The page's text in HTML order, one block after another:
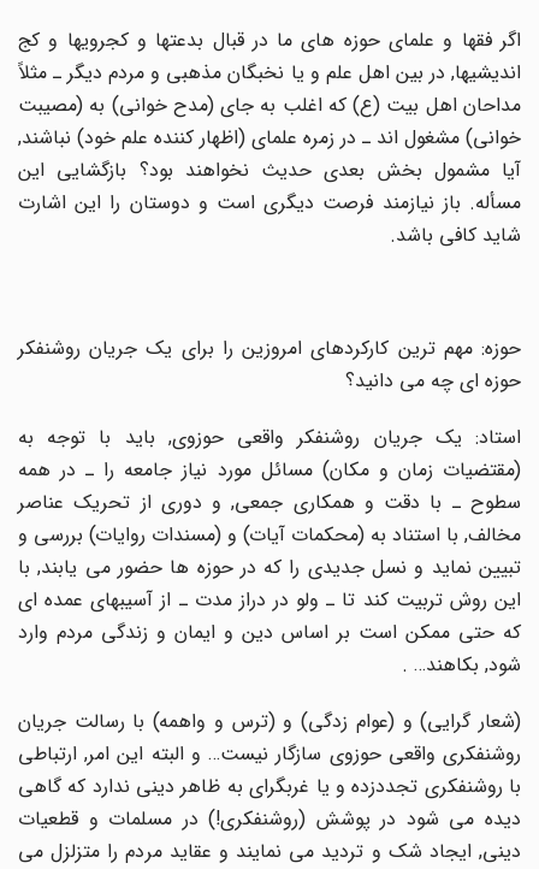
اگر فقها و علماى حوزه هاى ما در قبال بدعتها و کجرویها و کج
اندیشیها, در بین اهل علم و یا نخبگان مذهبى و مردم دیگر ـ مثلاً
مداحان اهل بیت (ع) که اغلب به جاى (مدح خوانى) به (مصیبت
خوانى) مشغول اند ـ در زمره علماى (اظهار کننده علم خود) نباشند,
آیا مشمول بخش بعدى حدیث نخواهند بود؟ بازگشایى این
مسأله. باز نیازمند فرصت دیگرى است و دوستان را این اشارت
شاید کافى باشد.
حوزه: مهم ترین کارکردهاى امروزین را براى یک جریان روشنفکر
حوزه اى چه مى دانید؟
استاد: یک جریان روشنفکر واقعى حوزوى, باید با توجه به
(مقتضیات زمان و مکان) مسائل مورد نیاز جامعه را ـ در همه
سطوح ـ با دقت و همکارى جمعى, و دورى از تحریک عناصر
مخالف, با استناد به (محکمات آیات) و (مسندات روایات) بررسى و
تبیین نماید و نسل جدیدى را که در حوزه ها حضور مى یابند, با
این روش تربیت کند تا ـ ولو در دراز مدت ـ از آسیبهاى عمده اى
که حتى ممکن است بر اساس دین و ایمان و زندگى مردم وارد
شود, بکاهند… .
(شعار گرایى) و (عوام زدگى) و (ترس و واهمه) با رسالت جریان
روشنفکرى واقعى حوزوى سازگار نیست… و البته این امر, ارتباطى
با روشنفکرى تجددزده و یا غربگراى به ظاهر دینى ندارد که گاهى
دیده مى شود در پوشش (روشنفکرى!) در مسلمات و قطعیات
دینى, ایجاد شک و تردید مى نمایند و عقاید مردم را متزلزل مى